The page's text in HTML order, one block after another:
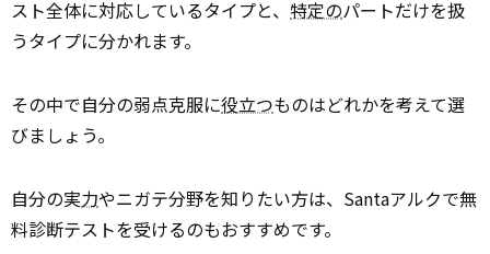
スト全体に対応しているタイプと、 特定のパートだけを扱
うタイプに分かれます。
その中で自分の弱点克服に役立つものはどれかを考えて選
びましょう。
自分の実力やニガテ分野を知りたい方は、Santaアルクで無
料診断テストを受けるのもおすすめです。